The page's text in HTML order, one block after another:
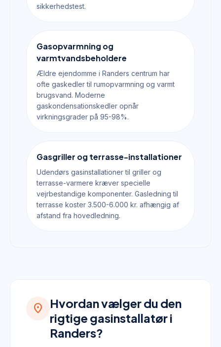
sikkerhedstest.
Gasopvarmning og
varmtvandsbeholdere
Ældre ejendomme i Randers centrum har
ofte gaskedler til rumopvarmning og varmt
brugsvand. Moderne
gaskondensationskedler opnår
virkningsgrader på 95-98%.
Gasgriller og terrasse-installationer
Udendørs gasinstallationer til griller og
terrasse-varmere kræver specielle
vejrbestandige komponenter. Gasledning til
terrasse koster 3.500-6.000 kr. afhængig af
afstand fra hovedledning.
location_on
Hvordan vælger du den
rigtige gasinstallatør i
Randers?